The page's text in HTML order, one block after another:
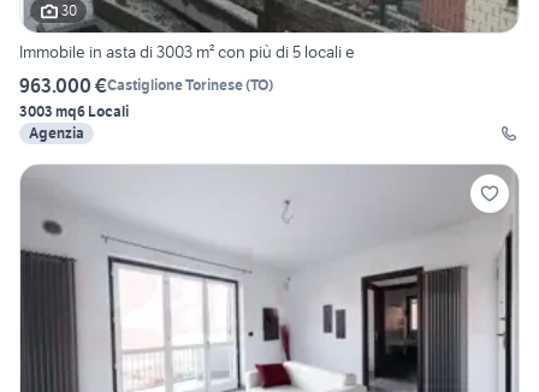
30
Immobile in asta di 3003 m² con più di 5 locali e
963.000 €Castiglione Torinese(TO)
3003 mq6 Locali
Agenzia